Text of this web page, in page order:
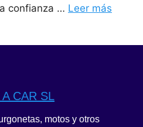
confianza … Leer más
CAR SL
motos y otros